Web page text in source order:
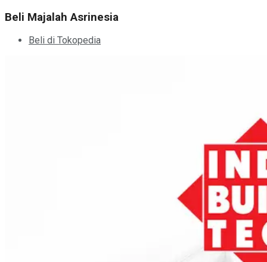
Beli Majalah Asrinesia
Beli di Tokopedia